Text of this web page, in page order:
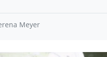
Meyer